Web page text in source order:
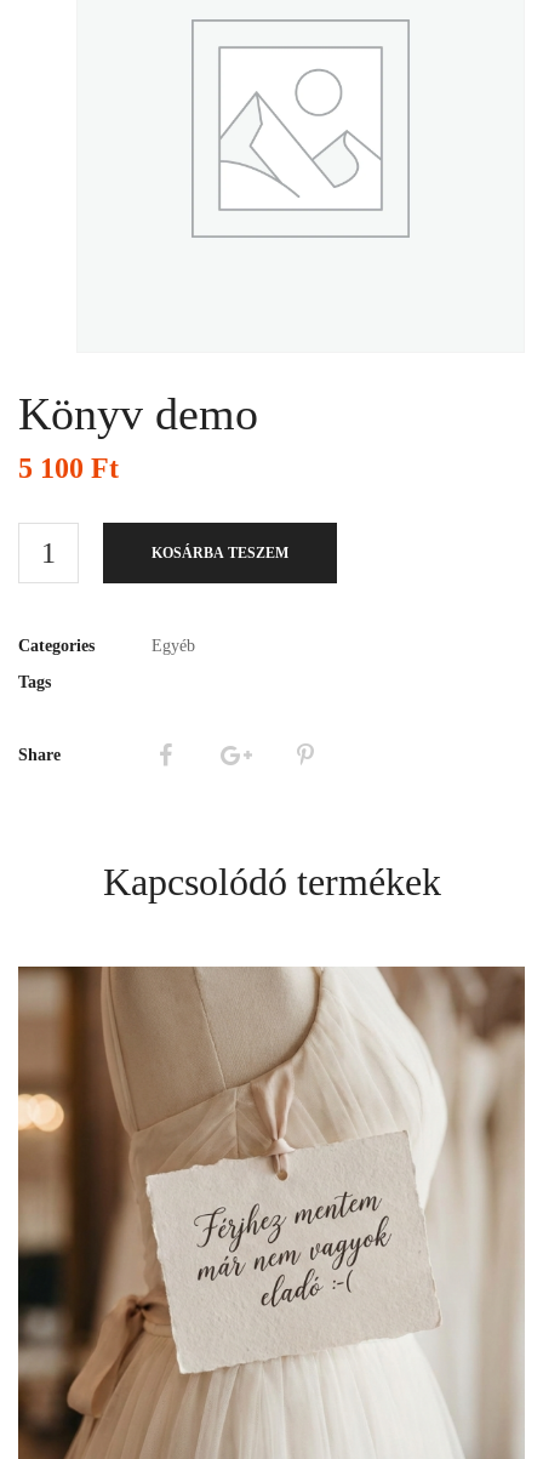
Könyv demo
5 100 Ft
KOSÁRBA TESZEM
Categories
Egyéb
Tags
Share
Kapcsolódó termékek